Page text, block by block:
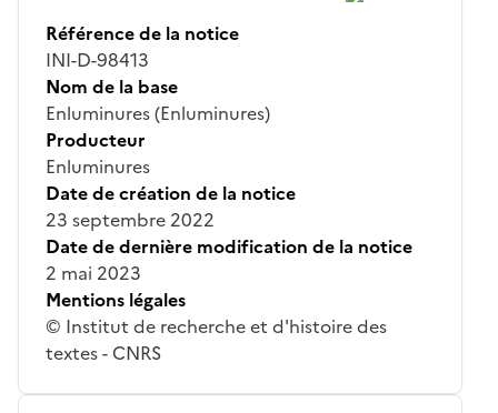
Référence de la notice
INI-D-98413
Nom de la base
Enluminures (Enluminures)
Producteur
Enluminures
Date de création de la notice
23 septembre 2022
Date de dernière modification de la notice
2 mai 2023
Mentions légales
© Institut de recherche et d'histoire des
textes - CNRS